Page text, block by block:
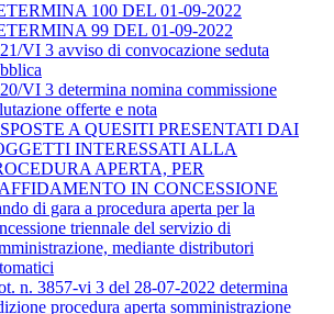
100 DEL 01-09-2022
99 DEL 01-09-2022
VI 3 avviso di convocazione seduta
VI 3 determina nomina commissione
offerte e nota
A QUESITI PRESENTATI DAI
INTERESSATI ALLA
APERTA, PER
IN CONCESSIONE
di gara a procedura aperta per la
triennale del servizio di
mediante distributori
n. 3857-vi 3 del 28-07-2022 determina
procedura aperta somministrazione